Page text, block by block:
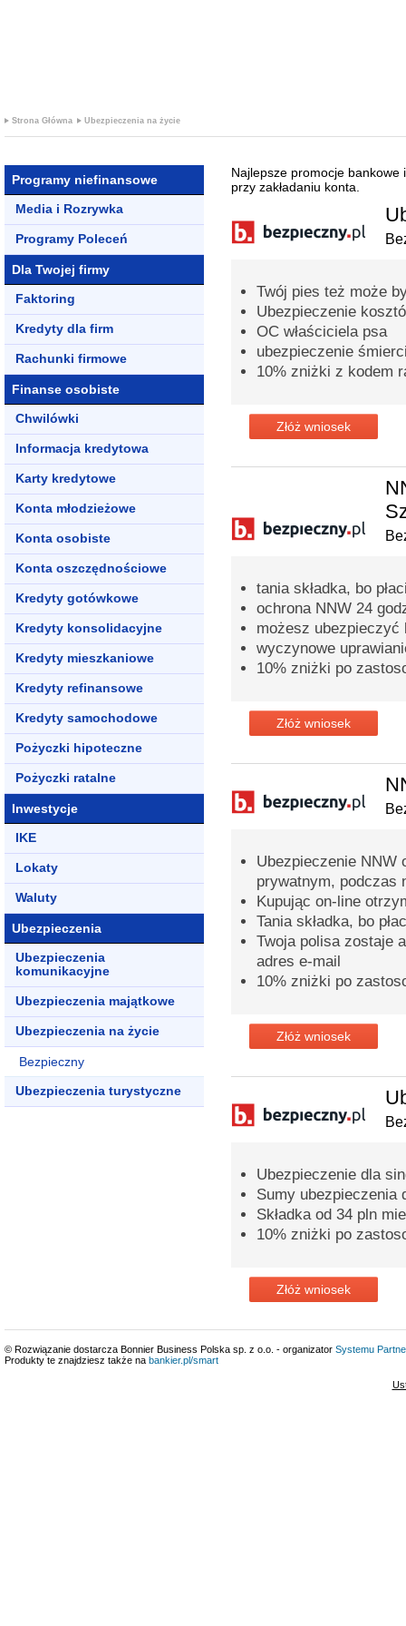
Strona Główna Ubezpieczenia na życie
Programy niefinansowe
Media i Rozrywka
Programy Poleceń
Dla Twojej firmy
Faktoring
Kredyty dla firm
Rachunki firmowe
Finanse osobiste
Chwilówki
Informacja kredytowa
Karty kredytowe
Konta młodzieżowe
Konta osobiste
Konta oszczędnościowe
Kredyty gotówkowe
Kredyty konsolidacyjne
Kredyty mieszkaniowe
Kredyty refinansowe
Kredyty samochodowe
Pożyczki hipoteczne
Pożyczki ratalne
Inwestycje
IKE
Lokaty
Waluty
Ubezpieczenia
Ubezpieczenia
komunikacyjne
Ubezpieczenia majątkowe
Ubezpieczenia na życie
Bezpieczny
Ubezpieczenia turystyczne
Najlepsze promocje
przy zakładaniu konta.
Twój pies też może
Ubezpieczenie
OC właściciela psa
ubezpieczenie
10% zniżki z kodem
Złóż wniosek
tania składka, bo
ochrona NNW 24
możesz ubezpieczyć
wyczynowe
10% zniżki po
Złóż wniosek
Ubezpieczenie NNW
prywatnym, podczas
Kupując on-line
Tania składka, bo
Twoja polisa zostaje
adres e-mail
10% zniżki po
Złóż wniosek
Ubezpieczenie dla
Sumy ubezpieczenia
Składka od 34 pln
10% zniżki po
Złóż wniosek
© Rozwiązanie dostarcza Bonnier Business Polska sp. z o.o. - organizator Systemu
Produkty te znajdziesz także na bankier.pl/smart